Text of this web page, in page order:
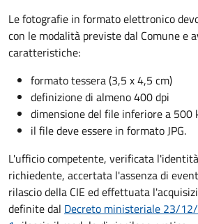
Le fotografie in formato elettronico
con le modalità previste dal Comune e
caratteristiche:
formato tessera (3,5 x 4,5 cm)
definizione di almeno 400 dpi
dimensione del file inferiore a 500
il file deve essere in formato JPG.
L'ufficio competente, verificata
richiedente, accertata l'assenza di
rilascio della CIE ed effettuata
definite dal Decreto ministeriale 23/